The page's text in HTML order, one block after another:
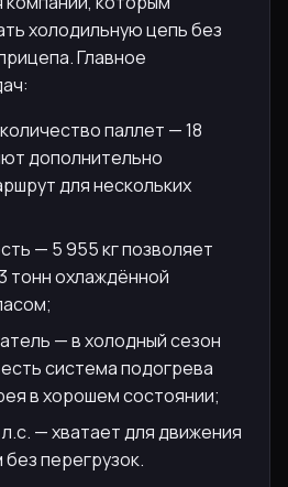
холодильную цепь без
Главное
паллет — 18
дополнительно
для нескольких
— 5 955 кг позволяет
тонн охлаждённой
— в холодный сезон
система подогрева
в хорошем состоянии;
— хватает для движения
перегрузок.